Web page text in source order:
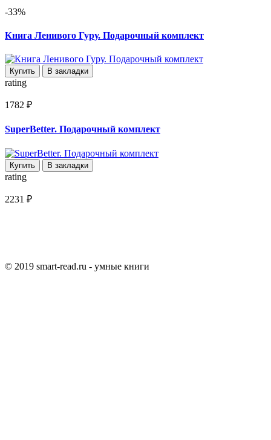
-33%
Книга Ленивого Гуру. Подарочный комплект
Купить В закладки
rating
1782 ₽
SuperBetter. Подарочный комплект
Купить В закладки
rating
2231 ₽
© 2019 smart-read.ru - умные книги